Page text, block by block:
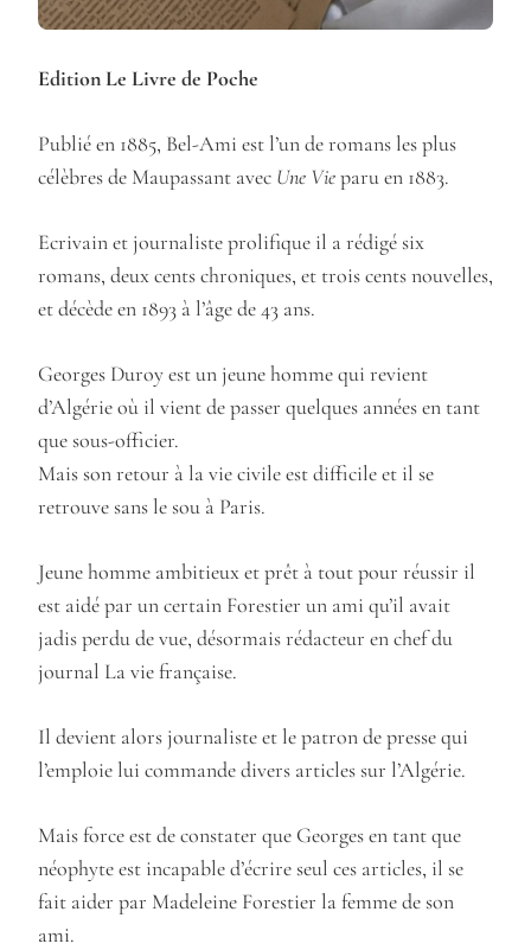
Edition Le Livre de Poche
Publié en 1885, Bel-Ami est l’un de romans les plus
célèbres de Maupassant avec Une Vieparu en 1883.
Ecrivain et journaliste prolifique il a rédigé six
romans, deux cents chroniques, et trois cents nouvelles,
et décède en 1893 à l’âge de 43 ans.
Georges Duroy est un jeune homme qui revient
d’Algérie où il vient de passer quelques années en tant
que sous-officier.
Mais son retour à la vie civile est difficile et il se
retrouve sans le sou à Paris.
Jeune homme ambitieux et prêt à tout pour réussir il
est aidé par un certain Forestier un ami qu’il avait
jadis perdu de vue, désormais rédacteur en chef du
journal La vie française.
Il devient alors journaliste et le patron de presse qui
l’emploie lui commande divers articles sur l’Algérie.
Mais force est de constater que Georges en tant que
néophyte est incapable d’écrire seul ces articles, il se
fait aider par Madeleine Forestier la femme de son
ami.